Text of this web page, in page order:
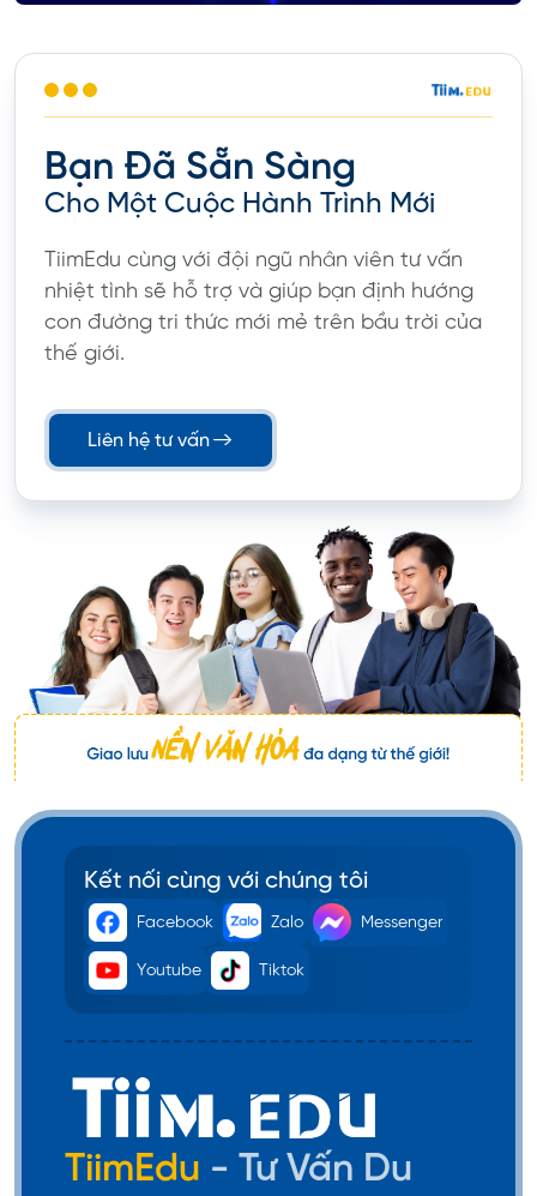
Bạn Đã Sẵn Sàng
Cho Một Cuộc Hành Trình Mới
TiimEdu cùng với đội ngũ nhân viên tư vấn
nhiệt tình sẽ hỗ trợ và giúp bạn định hướng
con đường tri thức mới mẻ trên bầu trời của
thế giới.
Liên hệ tư vấn
Kết nối cùng với chúng tôi
Facebook Zalo Messenger
Youtube Tiktok
TiimEdu - Tư Vấn Du